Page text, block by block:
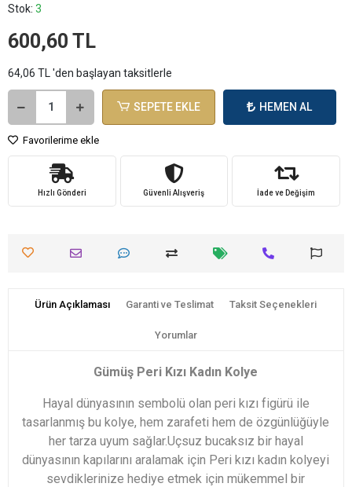
Stok: 3
600,60 TL
64,06 TL 'den başlayan taksitlerle
SEPETE EKLE HEMEN AL
Favorilerime ekle
Hızlı Gönderi Güvenli Alışveriş İade ve Değişim
Ürün Açıklaması Garanti ve Teslimat Taksit Seçenekleri
Yorumlar
Gümüş Peri Kızı Kadın Kolye
Hayal dünyasının sembolü olan peri kızı figürü ile
tasarlanmış bu kolye, hem zarafeti hem de özgünlüğüyle
her tarza uyum sağlar.Uçsuz bucaksız bir hayal
dünyasının kapılarını aralamak için Peri kızı kadın kolyeyi
sevdiklerinize hediye etmek için mükemmel bir